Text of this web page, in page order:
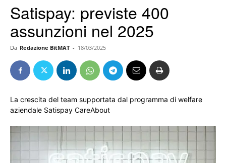
Satispay: previste 400
assunzioni nel 2025
Da Redazione BitMAT - 18/03/2025
La crescita del team supportata dal programma di welfare
aziendale Satispay CareAbout